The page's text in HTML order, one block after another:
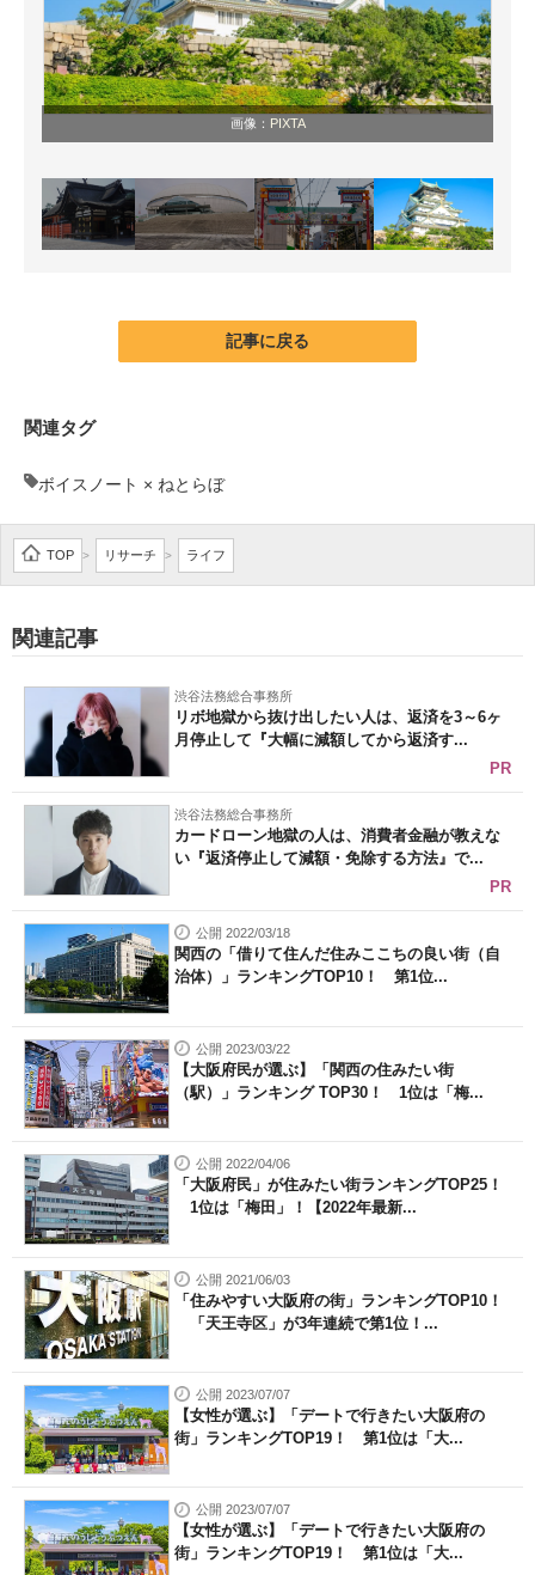
画像： PIXTA
記事に戻る
関連タグ
ボイスノート × ねとらぼ
TOP > リサーチ > ライフ
関連記事
渋谷法務総合事務所
リボ地獄から抜け出したい人は、返済を3～6ヶ
月停止して『大幅に減額してから返済す...
PR
渋谷法務総合事務所
カードローン地獄の人は、消費者金融が教えな
い『返済停止して減額・免除する方法』で...
PR
公開 2022/03/18
関西の「借りて住んだ住みここちの良い街（自
治体）」ランキングTOP10！ 第1位...
公開 2023/03/22
【大阪府民が選ぶ】「関西の住みたい街
（駅）」ランキング TOP30！ 1位は「梅...
公開 2022/04/06
「大阪府民」が住みたい街ランキングTOP25！
1位は「梅田」！【2022年最新...
公開 2021/06/03
「住みやすい大阪府の街」ランキングTOP10！
「天王寺区」が3年連続で第1位！...
公開 2023/07/07
【女性が選ぶ】「デートで行きたい大阪府の
街」ランキングTOP19！ 第1位は「大...
公開 2023/07/07
【女性が選ぶ】「デートで行きたい大阪府の
街」ランキングTOP19！ 第1位は「大...